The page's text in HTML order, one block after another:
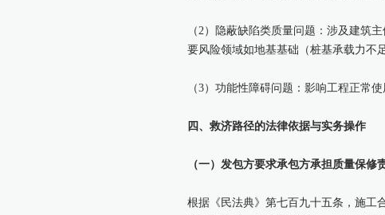
（2）隐蔽缺陷类质量问题：涉及建筑
要风险领域如地基基础（桩基承载力不
（3）功能性障碍问题：影响工程正常
四、救济路径的法律依据与实务操作
（一）发包方要求承包方承担质量保修
根据《民法典》第七百九十五条，施工